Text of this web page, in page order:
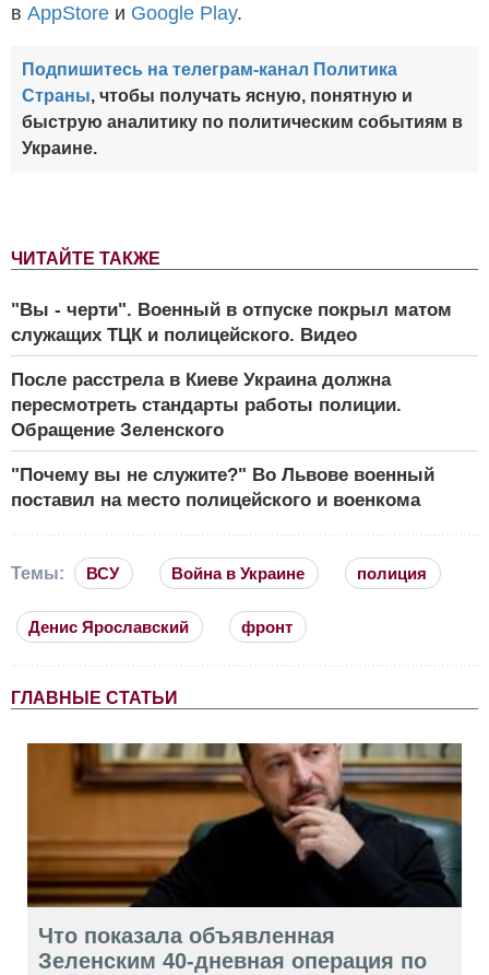
ЧИТАЙТЕ ТАКЖЕ
"Вы - черти". Военный в отпуске покрыл матом
служащих ТЦК и полицейского. Видео
После расстрела в Киеве Украина должна
пересмотреть стандарты работы полиции.
Обращение Зеленского
"Почему вы не служите?" Во Львове военный
поставил на место полицейского и военкома
в AppStore и Google Play.
Подпишитесь на телеграм-канал Политика
Страны, чтобы получать ясную, понятную и
быструю аналитику по политическим событиям в
Украине.
Темы: ВСУ Война в Украине полиция
Денис Ярославский фронт
ГЛАВНЫЕ СТАТЬИ
Что показала объявленная
Зеленским 40-дневная операция по